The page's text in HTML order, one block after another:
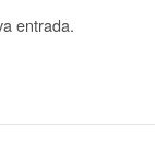
entrada.